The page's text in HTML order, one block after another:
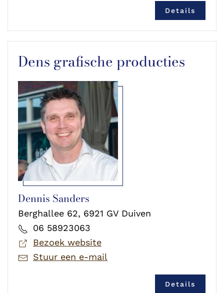
Details
Dens grafische producties
Dennis Sanders
Berghallee 62, 6921 GV Duiven
06 58923063
Bezoek website
Stuur een e-mail
Details